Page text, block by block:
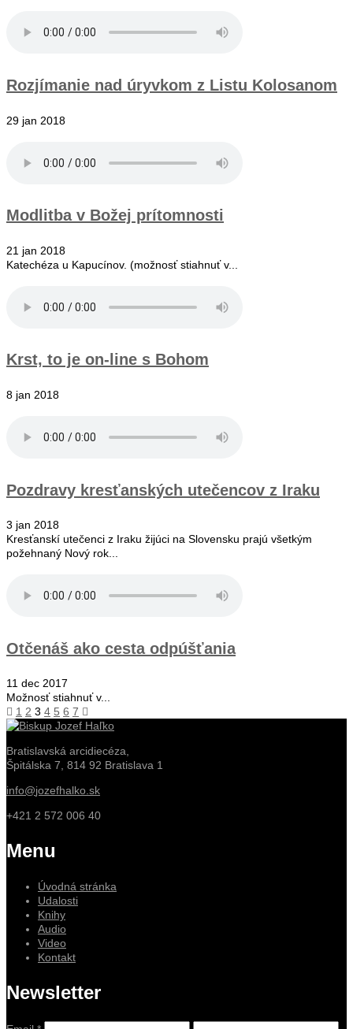
Rozjímanie nad úryvkom z Listu Kolosanom
29 jan 2018
Modlitba v Božej prítomnosti
21 jan 2018
Katechéza u Kapucínov. (možnosť stiahnuť v...
Krst, to je on-line s Bohom
8 jan 2018
Pozdravy kresťanských utečencov z Iraku
3 jan 2018
Kresťanskí utečenci z Iraku žijúci na Slovensku prajú všetkým
požehnaný Nový rok...
Otčenáš ako cesta odpúšťania
11 dec 2017
Možnosť stiahnuť v...
1 2 3 4 5 6 7
Bratislavská arcidiecéza,
Špitálska 7, 814 92 Bratislava 1
info@jozefhalko.sk
+421 2 572 006 40
Menu
Úvodná stránka
Udalosti
Knihy
Audio
Video
Kontakt
Newsletter